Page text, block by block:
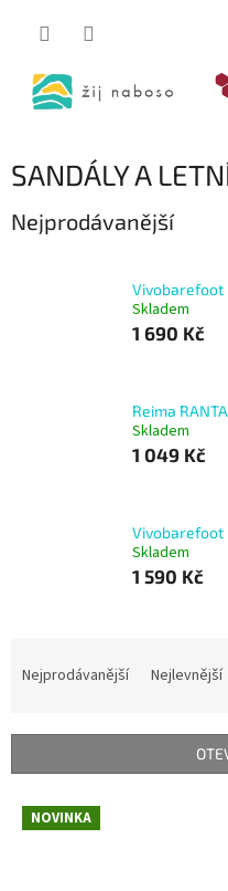
SANDÁLY A
Nejprodávanější
Vivobarefoot
Skladem
1 690 Kč
Reima
Skladem
1 049 Kč
Vivobarefoot
Skladem
1 590 Kč
í
Nejprodávanější Nejlevnější
V NOVINKA